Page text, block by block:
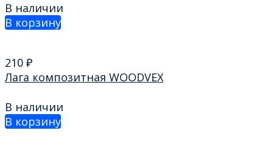
В наличии
В корзину
210 ₽
Лага композитная WOODVEХ
В наличии
В корзину